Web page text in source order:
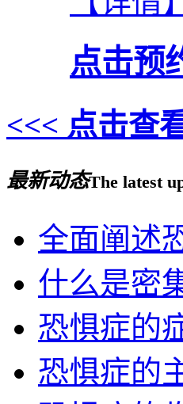
点击预
<<< 点击查
最新动态The latest
全面阐述
什么是密
恐惧症的
恐惧症的